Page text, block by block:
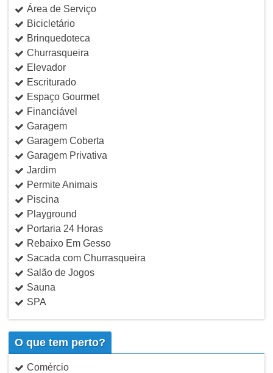
Área de Serviço
Bicicletário
Brinquedoteca
Churrasqueira
Elevador
Escriturado
Espaço Gourmet
Financiável
Garagem
Garagem Coberta
Garagem Privativa
Jardim
Permite Animais
Piscina
Playground
Portaria 24 Horas
Rebaixo Em Gesso
Sacada com Churrasqueira
Salão de Jogos
Sauna
SPA
O que tem perto?
Comércio